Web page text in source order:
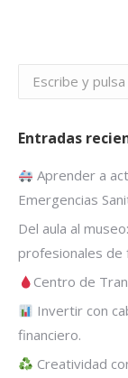
Buscar:
Entradas
Aprender a
Emergencias
Del aula al
profesionales de
Centro de
Invertir con
financiero.
Creatividad